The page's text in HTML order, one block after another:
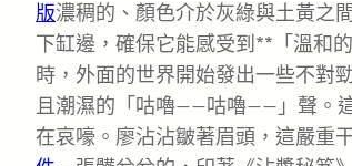
版濃稠的、顏色介於灰綠與土黃之
下缸邊，確保它能感受到**「溫和
時，外面的世界開始發出一些不對
且潮濕的「咕嚕——咕嚕——」聲。
在哀嚎。廖沾沾皺著眉頭，這嚴重